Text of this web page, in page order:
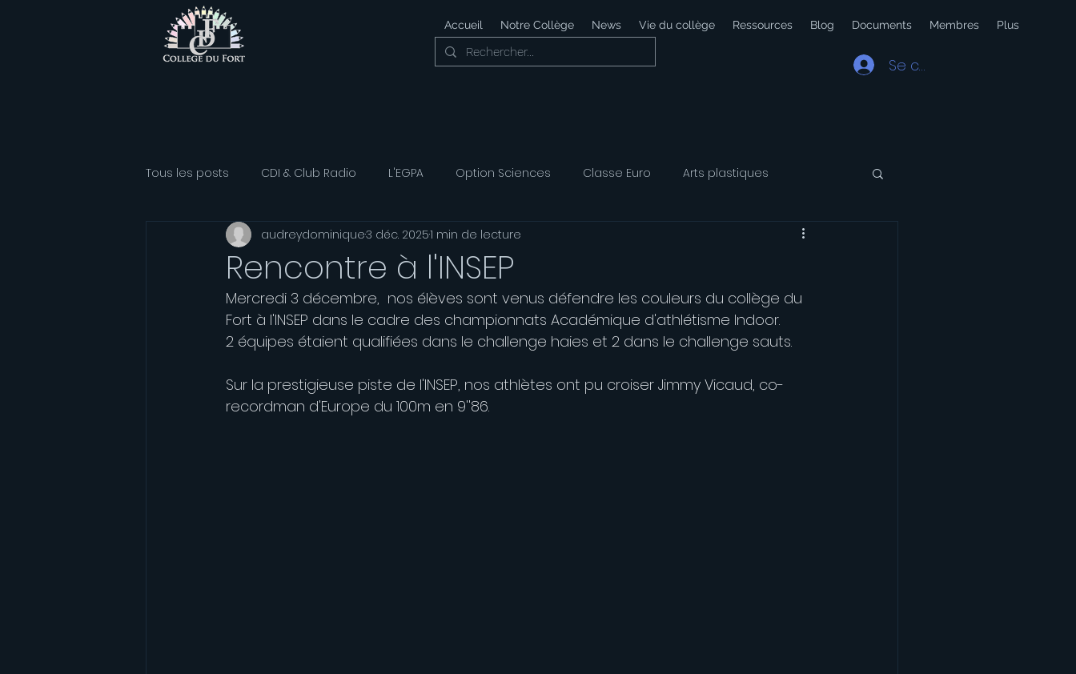
Accueil Notre Collège News Vie du collège Ressources Blog Documents Membres Plus
Se connecter
Tous les posts CDI & Club Radio L'EGPA Option Sciences Classe Euro Arts plastiques
Classe Athlétisme Option Développement Durable Voyage
Association sportive Français Option Musique Option Théatre
Rencontre à l'INSEP
audreydominique3 déc. 20251 min de lecture
Mercredi 3 décembre,  nos élèves sont venus défendre les couleurs du collège du
Fort à l'INSEP dans le cadre des championnats Académique d'athlétisme Indoor.
2 équipes étaient qualifiées dans le challenge haies et 2 dans le challenge sauts.
Sur la prestigieuse piste de l'INSEP, nos athlètes ont pu croiser Jimmy Vicaud, co-
recordman d'Europe du 100m en 9''86.